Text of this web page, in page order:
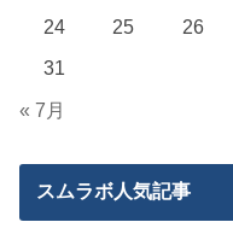
24
25 26
31
« 7月
スムラボ人気記事